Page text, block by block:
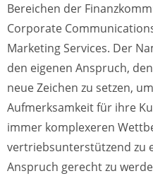
Bereichen der
Corporate
Marketing Services. Der
den eigenen Anspruch,
neue Zeichen zu setzen,
Aufmerksamkeit für ihre
immer komplexeren
vertriebsunterstützend zu
Anspruch gerecht zu